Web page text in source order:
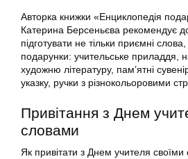
Авторка книжки «Енциклопедія
Катерина Берсеньєва рекомендує
підготувати не тільки приємні
подарунки: учительське приладдя,
художню літературу, пам’ятні
указку, ручки з різнокольоровими
Привітання з Днем
словами
Як привітати з Днем учителя